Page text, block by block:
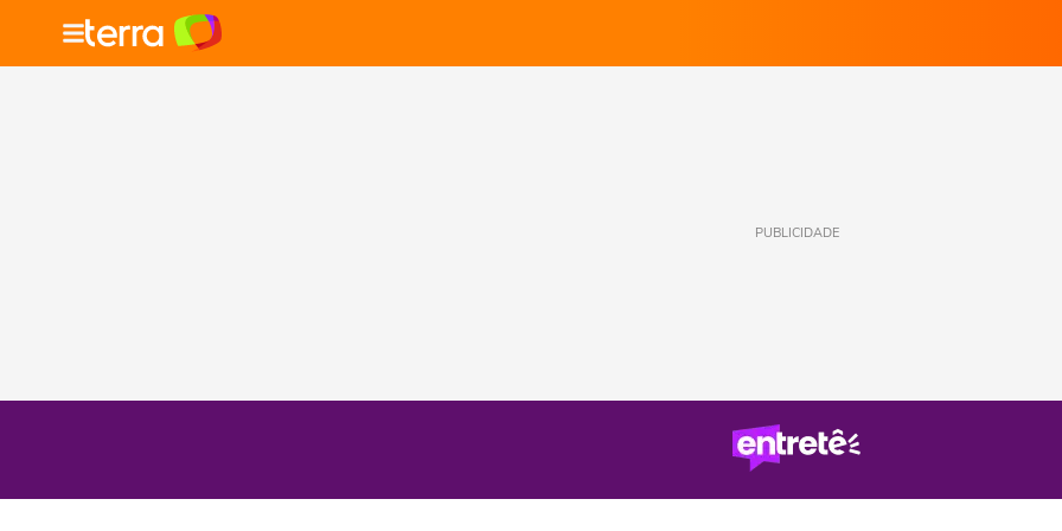
PUBLICIDADE